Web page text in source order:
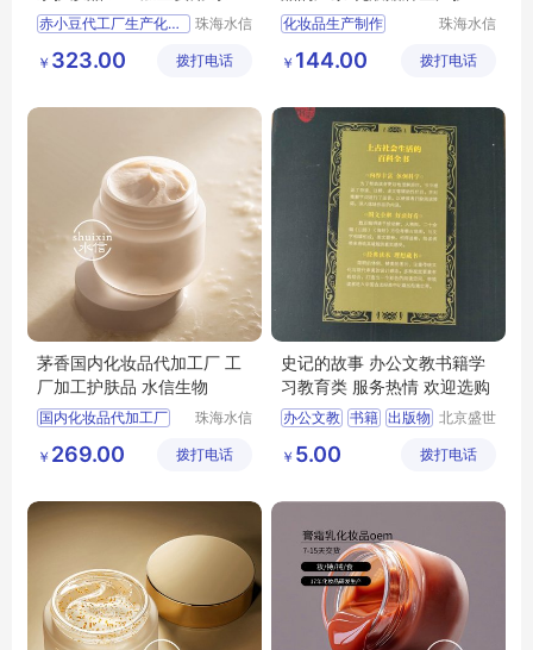
生物
赤小豆代工厂生产化妆品
化妆品代工生产公司
水信生物
珠海水信
有限公司
￥ 323.00 拨打电话
品 水信生物
化妆品生产制作
化妆品产品厂家
水信生物
珠海水信
有限公司
￥ 144.00 拨打电话
茅香国内化妆品代加工厂 工
厂加工护肤品 水信生物
国内化妆品代加工厂
化妆品生产代工厂
水信生物
珠海水信
有限公司
￥ 269.00 拨打电话
史记的故事 办公文教书籍学
习教育类 服务热情 欢迎选购
办公文教 书籍 出版物 北京盛世
传播中心
￥ 5.00 拨打电话